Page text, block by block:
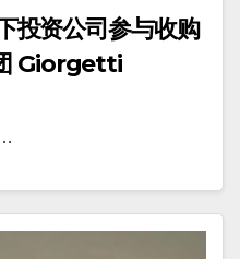
资公司参与收购
Giorgetti